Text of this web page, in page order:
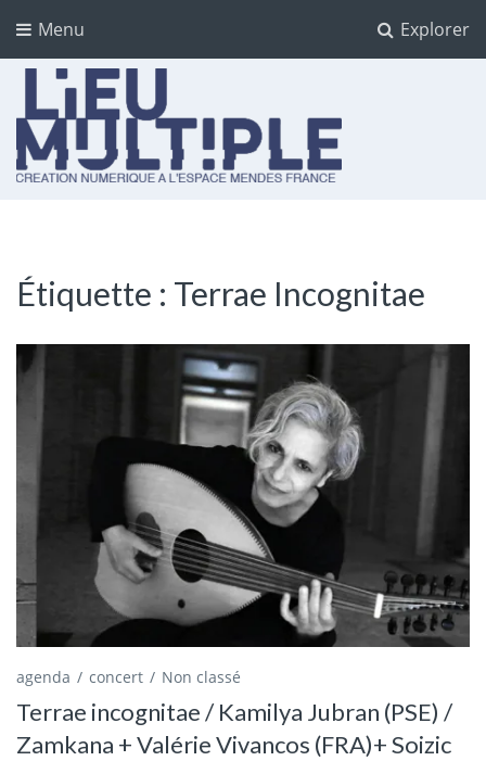
Explorer
Menu
Étiquette : Terrae Incognitae
agenda concert Non classé
Terrae incognitae / Kamilya Jubran (PSE) /
Zamkana + Valérie Vivancos (FRA)+ Soizic